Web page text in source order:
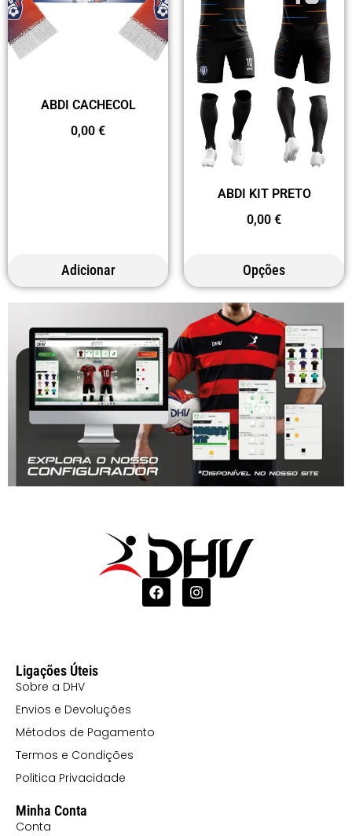
ABDI CACHECOL
0,00 €
Adicionar
ABDI KIT PRETO
0,00 €
Opções
Ligações Úteis
Sobre a DHV
Envios e Devoluções
Métodos de Pagamento
Termos e Condições
Politica Privacidade
Minha Conta
Conta